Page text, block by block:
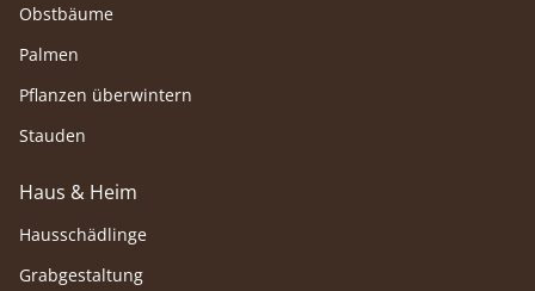
Obstbäume
Palmen
Pflanzen überwintern
Stauden
Haus & Heim
Hausschädlinge
Grabgestaltung